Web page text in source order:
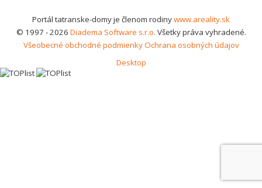
Portál tatranske-domy je členom rodinywww.areality.sk
© 1997 - 2026 Diadema Software s.r.o. Všetky práva vyhradené.
Všeobecné obchodné podmienkyOchrana osobných údajov
Desktop